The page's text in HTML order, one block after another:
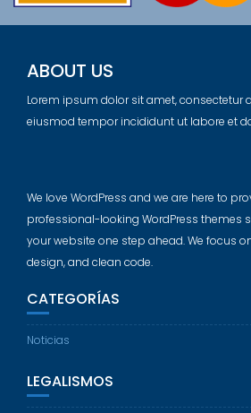
ABOUT US
Lorem ipsum dolor sit amet, consectetur
eiusmod tempor incididunt ut labore et
We love WordPress and we are here to
professional-looking WordPress themes
your website one step ahead. We focus
design, and clean code.
CATEGORÍAS
Noticias
LEGALISMOS